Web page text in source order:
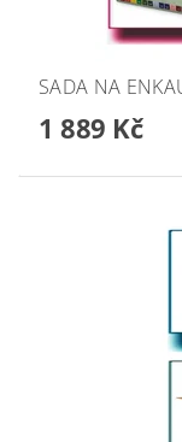
SADA NA
1 889 Kč